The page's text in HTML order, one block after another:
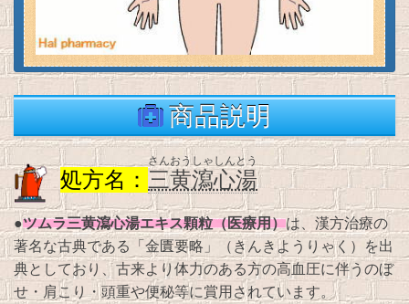
商品説明
処方名： 三黄瀉心湯
さんおうしゃしんとう
●ツムラ三黄瀉心湯エキス顆粒（医療用）は、漢方治療の
著名な古典である「金匱要略」（きんきようりゃく）を出
典としており、古来より体力のある方の高血圧に伴うのぼ
せ・肩こり・頭重や便秘等に賞用されています。